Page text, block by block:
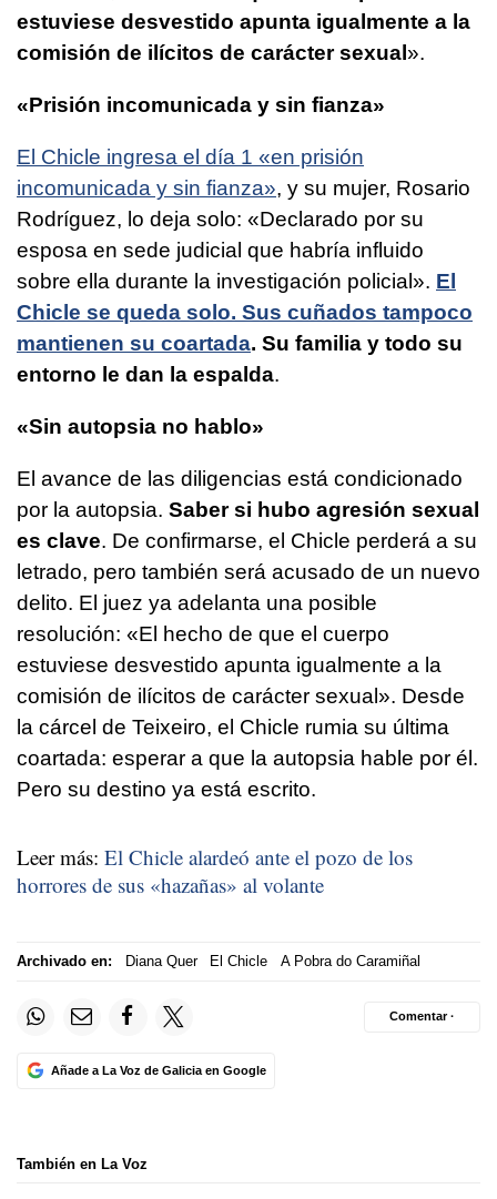
estuviese desvestido apunta igualmente a la
comisión de ilícitos de carácter sexual».
«Prisión incomunicada y sin fianza»
El Chicle ingresa el día 1 «en prisión
incomunicada y sin fianza», y su mujer, Rosario
Rodríguez, lo deja solo: «Declarado por su
esposa en sede judicial que habría influido
sobre ella durante la investigación policial». El
Chicle se queda solo. Sus cuñados tampoco
mantienen su coartada. Su familia y todo su
entorno le dan la espalda.
«Sin autopsia no hablo»
El avance de las diligencias está condicionado
por la autopsia. Saber si hubo agresión sexual
es clave. De confirmarse, el Chicle perderá a su
letrado, pero también será acusado de un nuevo
delito. El juez ya adelanta una posible
resolución: «El hecho de que el cuerpo
estuviese desvestido apunta igualmente a la
comisión de ilícitos de carácter sexual». Desde
la cárcel de Teixeiro, el Chicle rumia su última
coartada: esperar a que la autopsia hable por él.
Pero su destino ya está escrito.
Leer más: El Chicle alardeó ante el pozo de los
horrores de sus «hazañas» al volante
Archivado en: Diana Quer El Chicle A Pobra do Caramiñal
Añade a La Voz de Galicia en Google
Comentar ·
También en La Voz